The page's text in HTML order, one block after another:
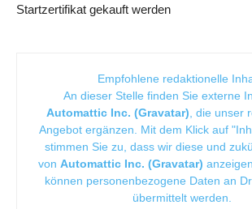
Startzertifikat gekauft werden
Empfohlene redaktionelle
An dieser Stelle finden Sie externe
Automattic Inc. (Gravatar) , die unser
Angebot ergänzen. Mit dem Klick auf
stimmen Sie zu, dass wir diese und
von Automattic Inc. (Gravatar)
können personenbezogene Daten an
übermittelt werden.